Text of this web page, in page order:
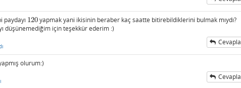
paydayı 120
120yapmak yani ikisinin beraber kaç saatte bitirebildiklerini bulmak mıydı?
düşünemediğim için teşekkür ederim :)
Cevapla
olurum:)
Cevapla